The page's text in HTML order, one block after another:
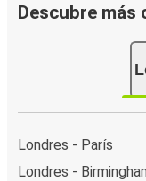
Descubre más
Londres - París
Londres -